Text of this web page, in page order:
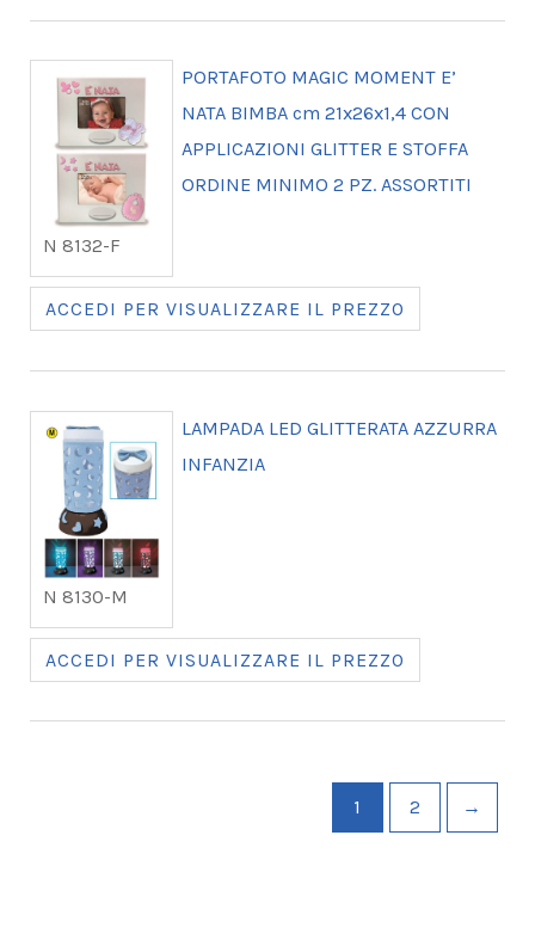
N 8132-F
PORTAFOTO MAGIC MOMENT E’
NATA BIMBA cm 21x26x1,4 CON
APPLICAZIONI GLITTER E STOFFA
ORDINE MINIMO 2 PZ. ASSORTITI
ACCEDI PER VISUALIZZARE IL PREZZO
N 8130-M
LAMPADA LED GLITTERATA AZZURRA
INFANZIA
ACCEDI PER VISUALIZZARE IL PREZZO
1 2 →